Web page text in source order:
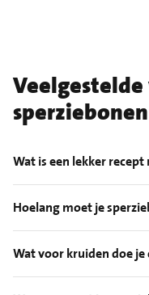
sperziebonen
Wat is een lekker
Hoelang moet je
Wat voor kruiden doe je